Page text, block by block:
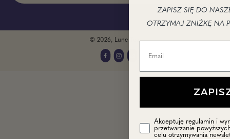
© 2026, Lune Tea .
Facebook
Instagram
Email
ZAPISZ SIĘ DO
OTRZYMAJ ZNIŻKĘ NA
Akceptuję regulamin i
przetwarzanie
celu otrzymywania